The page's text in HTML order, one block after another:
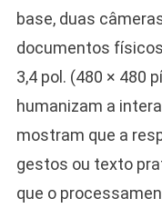
base, duas
documentos
3,4 pol. (480 × 480
humanizam a
mostram que a
gestos ou texto
que o